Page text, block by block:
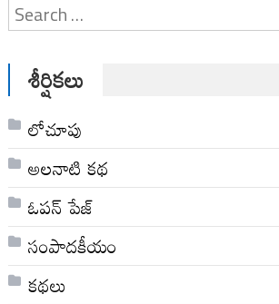
శీర్షికలు
లోచూపు
అల‌నాటి క‌థ‌
ఓపన్ పేజ్
సంపాదకీయం
కథలు